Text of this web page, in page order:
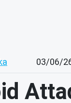
03/06/